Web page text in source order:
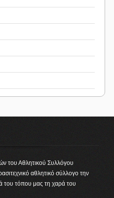
του Αθλητικού Συλλόγου
αθλητικό σύλλογο την
του τόπου μας τη χαρά του